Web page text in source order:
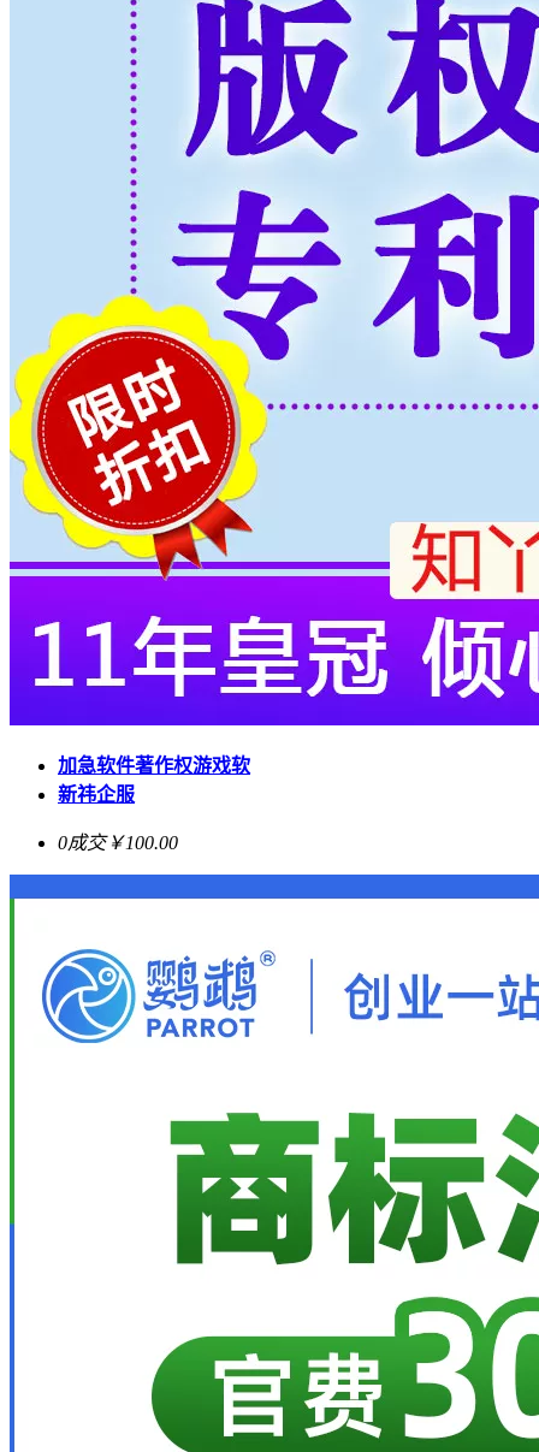
加急软件著作权游戏软
新祎企服
0成交￥100.00